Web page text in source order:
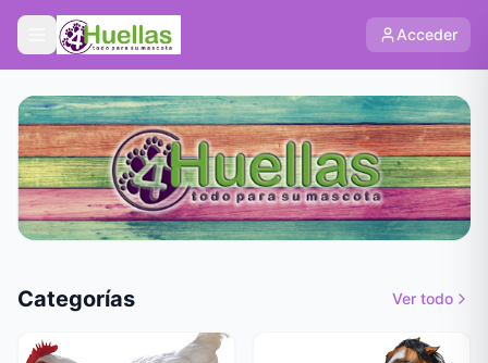
Acceder
Categorías Ver todo